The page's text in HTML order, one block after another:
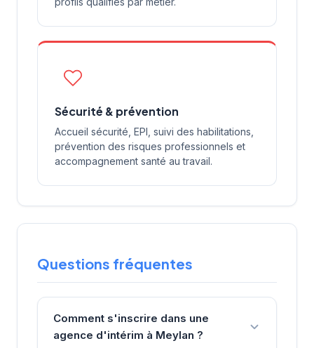
Sécurité & prévention
Accueil sécurité, EPI, suivi des habilitations,
prévention des risques professionnels et
accompagnement santé au travail.
Questions fréquentes
Comment s'inscrire dans une
agence d'intérim à Meylan ?